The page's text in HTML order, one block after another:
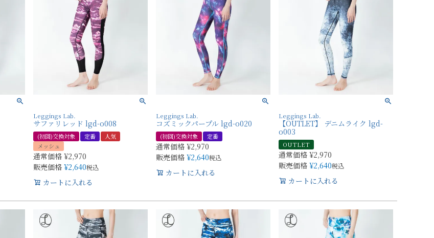
Leggings Lab.
サファリレッド lgd-o008
(初回)交換対象 定番
人気
メッシュ
通常価格 ¥2,970
販売価格 ¥2,640税込
カートに入れる
Leggings Lab.
コズミックパープル lgd-o020
(初回)交換対象 定番
通常価格 ¥2,970
販売価格 ¥2,640税込
カートに入れる
Leggings Lab.
【OUTLET】 デニムライク lgd-
o003
OUTLET
通常価格 ¥2,970
販売価格 ¥2,640税込
カートに入れる